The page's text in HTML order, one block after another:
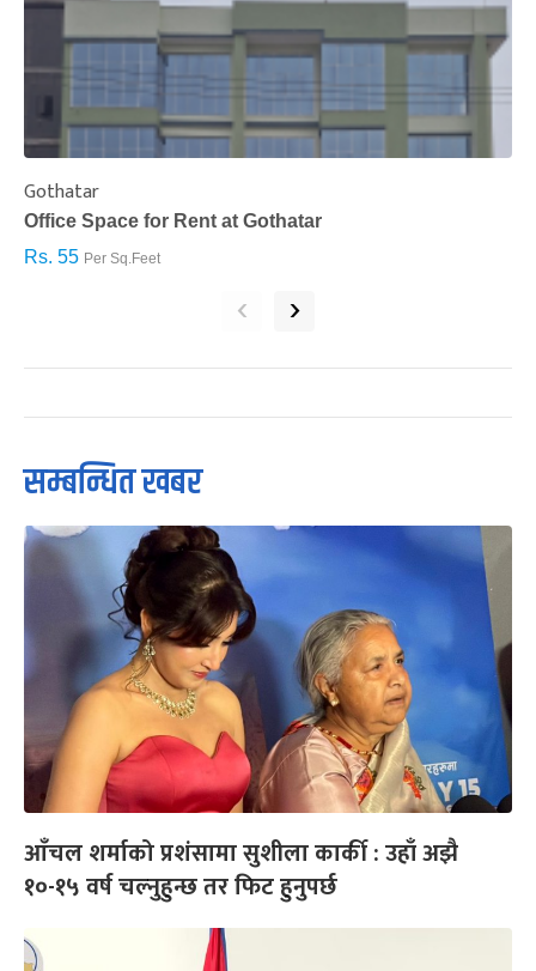
Gothatar
Office Space for Rent at Gothatar
Rs. 55 Per Sq.Feet
‹ ›
सम्बन्धित खबर
आँचल शर्माको प्रशंसामा सुशीला कार्की : उहाँ अझै
१०-१५ वर्ष चल्नुहुन्छ तर फिट हुनुपर्छ